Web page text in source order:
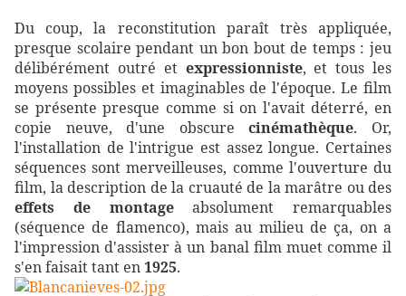
Du coup, la reconstitution paraît très appliquée,
presque scolaire pendant un bon bout de temps : jeu
délibérément outré et expressionniste, et tous les
moyens possibles et imaginables de l'époque. Le film
se présente presque comme si on l'avait déterré, en
copie neuve, d'une obscurecinémathèque. Or,
l'installation de l'intrigue est assez longue. Certaines
séquences sont merveilleuses, comme l'ouverture du
film, la description de la cruauté de la marâtre ou des
effets de montageabsolument remarquables
(séquence de flamenco), mais au milieu de ça, on a
l'impression d'assister à un banal film muet comme il
s'en faisait tant en1925.